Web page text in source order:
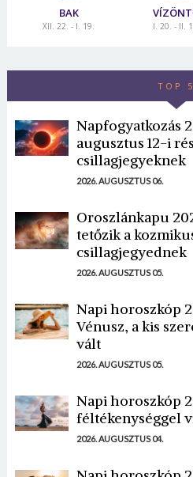
BAK
XII. 22. - I. 19. I. 20. - II.
TOP 5
Napfogyatkozás
augusztus 12-i
csillagjegyeknek
2026. AUGUSZTUS 06.
Oroszlánkapu
tetőzik a
csillagjegyednek
2026. AUGUSZTUS 05.
Napi horoszkóp
Vénusz, a kis
vált
2026. AUGUSZTUS 05.
Napi horoszkóp
féltékenységgel
2026. AUGUSZTUS 04.